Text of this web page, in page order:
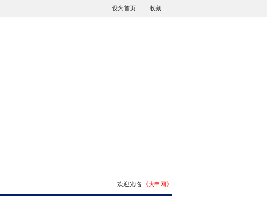
设为首页 收藏
欢迎光临 《大申网》